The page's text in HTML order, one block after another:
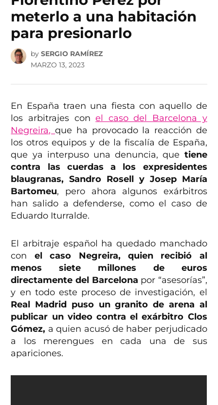
meterlo a una habitación
para presionarlo
by SERGIO RAMÍREZ
MARZO 13, 2023
En España traen una fiesta con aquello de
los arbitrajes conel caso del Barcelona y
Negreira,que ha provocado la reacción de
los otros equipos y de la fiscalía de España,
que ya interpuso una denuncia, que tiene
contra las cuerdas a los expresidentes
blaugranas, Sandro Rosell y Josep María
Bartomeu, pero ahora algunos exárbitros
han salido a defenderse, como el caso de
Eduardo Iturralde.
El arbitraje español ha quedado manchado
con el caso Negreira, quien recibió al
menos siete millones de euros
directamente del Barcelona por “asesorías”,
y en todo este proceso de investigación, el
Real Madrid puso un granito de arena al
publicar un video contra el exárbitro Clos
Gómez, a quien acusó de haber perjudicado
a los merengues en cada una de sus
apariciones.